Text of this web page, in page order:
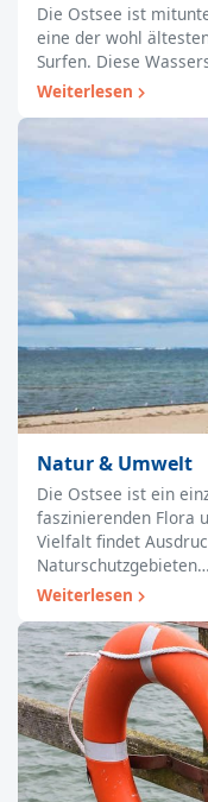
Die Ostsee ist
eine der wohl
Surfen. Diese
Weiterlesen
Natur & Umwelt
Die Ostsee ist ein
faszinierenden Flora
Vielfalt findet
Naturschutzgebieten…
Weiterlesen